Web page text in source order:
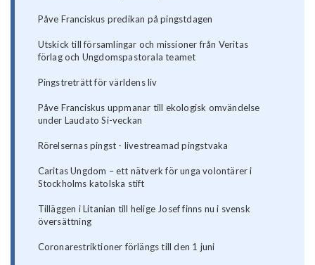
Påve Franciskus predikan på pingstdagen
Utskick till församlingar och missioner från Veritas
förlag och Ungdomspastorala teamet
Pingstreträtt för världens liv
Påve Franciskus uppmanar till ekologisk omvändelse
under Laudato Si-veckan
Rörelsernas pingst - livestreamad pingstvaka
Caritas Ungdom – ett nätverk för unga volontärer i
Stockholms katolska stift
Tilläggen i Litanian till helige Josef finns nu i svensk
översättning
Coronarestriktioner förlängs till den 1 juni